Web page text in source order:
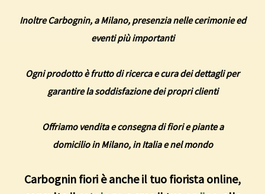
Inoltre Carbognin, a Milano, presenzia nelle cerimonie ed
eventi più importanti
Ogni prodotto è frutto di ricerca e cura dei dettagli per
garantire la soddisfazione dei propri clienti
Offriamo vendita e consegna di fiori e piante a
domicilio in Milano, in Italia e nel mondo
Carbognin fiori è anche il tuo fiorista online,